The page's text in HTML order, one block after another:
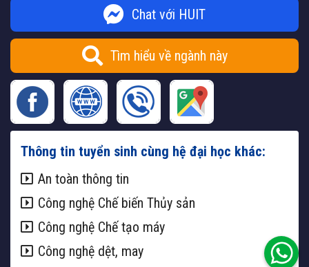
Chat với HUIT
Tìm hiểu về ngành này
Thông tin tuyển sinh cùng hệ đại học khác:
An toàn thông tin
Công nghệ Chế biến Thủy sản
Công nghệ Chế tạo máy
Công nghệ dệt, may